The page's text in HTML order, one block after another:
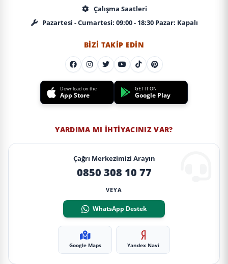
Çalışma Saatleri
Pazartesi - Cumartesi: 09:00 - 18:30 Pazar: Kapalı
BIZI TAKIP EDIN
Download on the
App Store
GET IT ON
Google Play
YARDIMA MI İHTIYACINIZ VAR?
Çağrı Merkezimizi Arayın
0850 308 10 77
VEYA
WhatsApp Destek
Google Maps Yandex Navi